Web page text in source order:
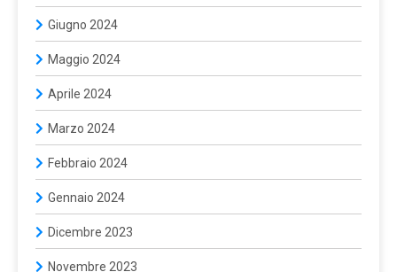
Giugno 2024
Maggio 2024
Aprile 2024
Marzo 2024
Febbraio 2024
Gennaio 2024
Dicembre 2023
Novembre 2023